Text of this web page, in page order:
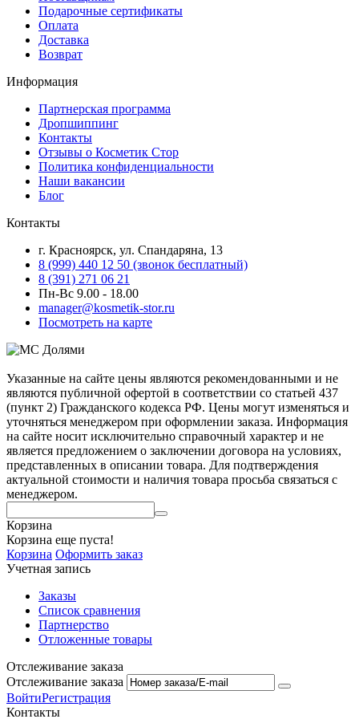
Подарочные сертификаты
Оплата
Доставка
Возврат
Информация
Партнерская программа
Дропшиппинг
Контакты
Отзывы о Косметик Стор
Политика конфиденциальности
Наши вакансии
Блог
Контакты
г. Красноярск, ул. Спандаряна, 13
8 (999) 440 12 50 (звонок бесплатный)
8 (391) 271 06 21
Пн-Вс 9.00 - 18.00
manager@kosmetik-stor.ru
Посмотреть на карте
Указанные на сайте цены являются рекомендованными и не
являются публичной офертой в соответствии со статьей 437
(пункт 2) Гражданского кодекса РФ. Цены могут изменяться и
уточняться менеджером при оформлении заказа. Информация
на сайте носит исключительно справочный характер и не
является предложением о заключении договора на условиях,
представленных в описании товара. Для подтверждения
актуальной стоимости и наличия товара просьба связаться с
менеджером.
Корзина
Корзина еще пуста!
Корзина Оформить заказ
Учетная запись
Заказы
Список сравнения
Партнерство
Отложенные товары
Отслеживание заказа
Отслеживание заказа
ВойтиРегистрация
Контакты